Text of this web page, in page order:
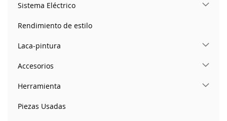
Sistema Eléctrico
Rendimiento de estilo
Laca-pintura
Accesorios
Herramienta
Piezas Usadas